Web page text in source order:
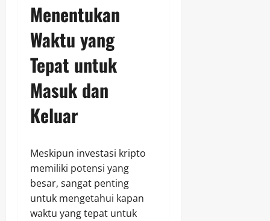
Menentukan
Waktu yang
Tepat untuk
Masuk dan
Keluar
Meskipun investasi kripto
memiliki potensi yang
besar, sangat penting
untuk mengetahui kapan
waktu yang tepat untuk